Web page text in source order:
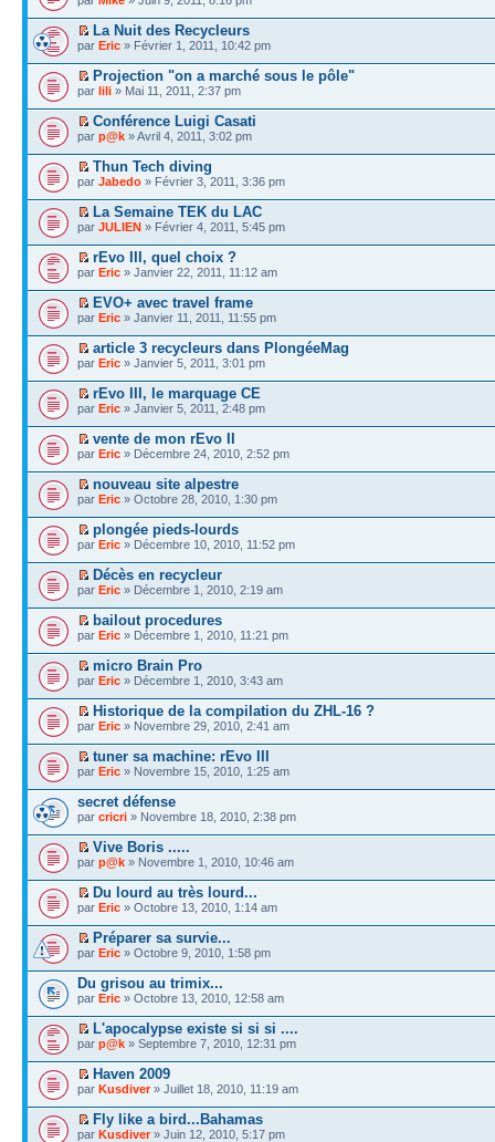
La Nuit des Recycleurs
par Eric » Février 1, 2011, 10:42 pm
Projection "on a marché sous le pôle"
par lili » Mai 11, 2011, 2:37 pm
Conférence Luigi Casati
par p@k » Avril 4, 2011, 3:02 pm
Thun Tech diving
par Jabedo » Février 3, 2011, 3:36 pm
La Semaine TEK du LAC
par JULIEN » Février 4, 2011, 5:45 pm
rEvo III, quel choix ?
par Eric » Janvier 22, 2011, 11:12 am
EVO+ avec travel frame
par Eric » Janvier 11, 2011, 11:55 pm
article 3 recycleurs dans PlongéeMag
par Eric » Janvier 5, 2011, 3:01 pm
rEvo III, le marquage CE
par Eric » Janvier 5, 2011, 2:48 pm
vente de mon rEvo II
par Eric » Décembre 24, 2010, 2:52 pm
nouveau site alpestre
par Eric » Octobre 28, 2010, 1:30 pm
plongée pieds-lourds
par Eric » Décembre 10, 2010, 11:52 pm
Décès en recycleur
par Eric » Décembre 1, 2010, 2:19 am
bailout procedures
par Eric » Décembre 1, 2010, 11:21 pm
micro Brain Pro
par Eric » Décembre 1, 2010, 3:43 am
Historique de la compilation du ZHL-16 ?
par Eric » Novembre 29, 2010, 2:41 am
tuner sa machine: rEvo III
par Eric » Novembre 15, 2010, 1:25 am
secret défense
par cricri » Novembre 18, 2010, 2:38 pm
Vive Boris .....
par p@k » Novembre 1, 2010, 10:46 am
Du lourd au très lourd...
par Eric » Octobre 13, 2010, 1:14 am
Préparer sa survie...
par Eric » Octobre 9, 2010, 1:58 pm
Du grisou au trimix...
par Eric » Octobre 13, 2010, 12:58 am
L'apocalypse existe si si si ....
par p@k » Septembre 7, 2010, 12:31 pm
Haven 2009
par Kusdiver» Juillet 18, 2010, 11:19 am
Fly like a bird...Bahamas
par Kusdiver» Juin 12, 2010, 5:17 pm